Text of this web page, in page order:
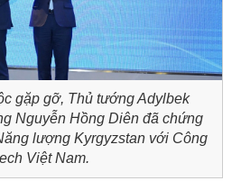
gặp gỡ, Thủ tướng Adylbek
Nguyễn Hồng Diên đã chứng
lượng Kyrgyzstan với Công
Việt Nam.